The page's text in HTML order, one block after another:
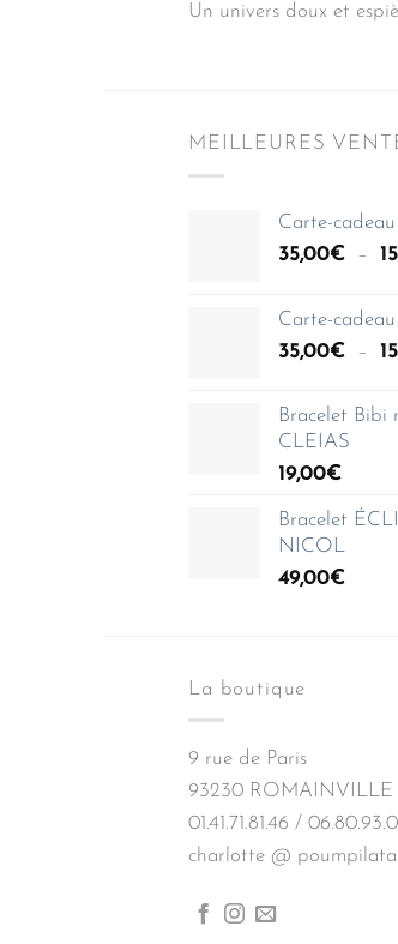
Un univers doux et
MEILLEURES
Carte-cadeau
35,00€ –
Carte-
35,00€ –
Bracelet Bibi
CLEIAS
19,00€
Bracelet
NICOL
49,00€
La boutique
9 rue de Paris
93230 ROMAINVILLE
01.41.71.81.46 /
charlotte @